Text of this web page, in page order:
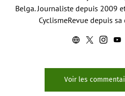
Belga. Journaliste depuis 2009
CyclismeRevue depuis
Voir les